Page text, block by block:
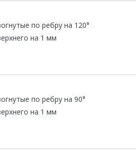
по ребру на 120°
на 1 мм
по ребру на 90°
на 1 мм